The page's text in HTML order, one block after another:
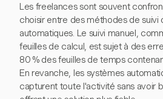
Les freelances sont souvent
choisir entre des méthodes de suivi
automatiques. Le suivi manuel,
feuilles de calcul, est sujet à des
80 % des feuilles de temps
En revanche, les systèmes
capturent toute l'activité sans avoir